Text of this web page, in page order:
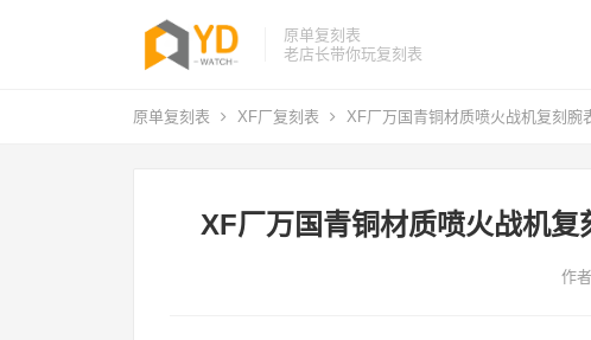
原单复刻表
老店长带你玩复刻表
原单复刻表 XF厂复刻表 XF厂万国青铜材质喷火战机复刻腕
XF厂万国青铜材质喷火战机
作